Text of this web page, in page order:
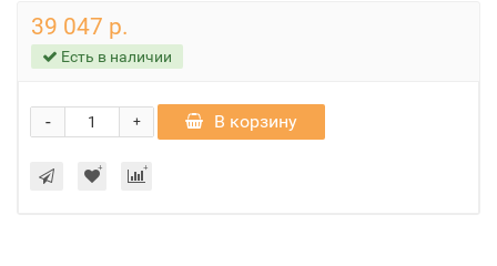
39 047 р.
Есть в наличии
+
- В корзину